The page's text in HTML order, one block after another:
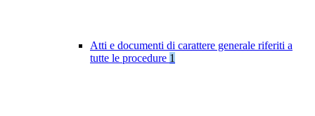
Atti e documenti di carattere generale riferiti a
tutte le procedure 1